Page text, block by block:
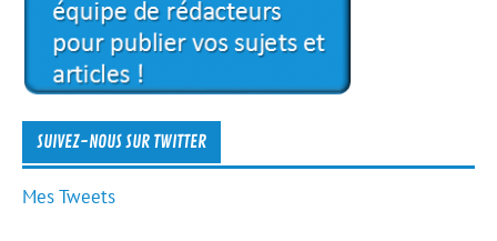
SUIVEZ-NOUS SUR TWITTER
Mes Tweets